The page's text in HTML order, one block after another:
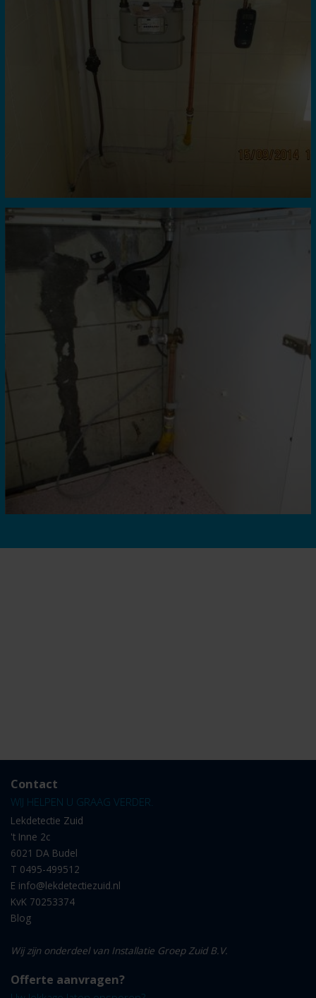
Contact
WIJ HELPEN U GRAAG VERDER.
Lekdetectie Zuid
't Inne 2c
6021 DA Budel
T 0495-499512
E info@lekdetectiezuid.nl
KvK 70253374
Blog
Wij zijn onderdeel van Installatie Groep Zuid B.V.
Offerte aanvragen?